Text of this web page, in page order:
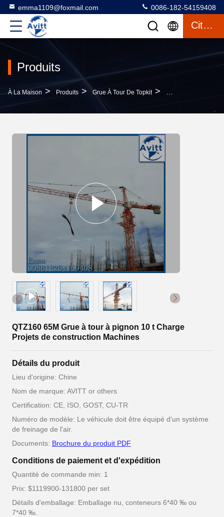
emma1109@foxmail.com 0086-182-54159408
Citation
Produits
À La Maison > Produits > Grue À Tour De Topkit > QTZ160 65M Grue
QTZ160 65M Grue à tour à pignon 10 t Charge
Projets de construction Machines
Détails du produit
Lieu d'origine: Chine
Nom de marque: AVITT or others
Certification: CE, ISO, GOST, CU-TR
Numéro de modèle: Le véhicule doit être équipé d'un système
de freinage de l'air.
Documents: Brochure du produit PDF
Conditions de paiement et d'expédition
Quantité de commande min: 1
Prix: $1119900-131800 per set
Détails d'emballage: Emballage nu, conteneurs 6*40 ‰ ou
7*40 ‰.